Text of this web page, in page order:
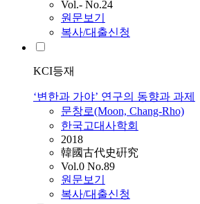
Vol.- No.24
원문보기
복사/대출신청
KCI등재
‘변한과 가야’ 연구의 동향과 과제
문창로(Moon, Chang-Rho)
한국고대사학회
2018
韓國古代史硏究
Vol.0 No.89
원문보기
복사/대출신청